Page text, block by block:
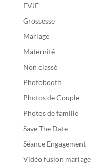
EVJF
Grossesse
Mariage
Maternité
Non classé
Photobooth
Photos de Couple
Photos de famille
Save The Date
Séance Engagement
Vidéo fusion mariage